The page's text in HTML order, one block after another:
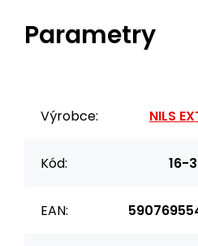
Parametry
Výrobce: NILS
Kód: 16-
EAN: